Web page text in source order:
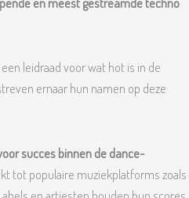
leidraad voor wat hot is in de
ernaar hun namen op deze
succes binnen de dance-
tot populaire muziekplatforms zoals